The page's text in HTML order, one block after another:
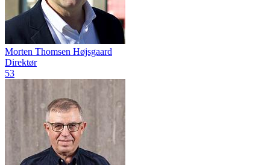
Morten Thomsen Højsgaard
Direktør
53